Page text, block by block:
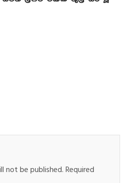
not be published.Required